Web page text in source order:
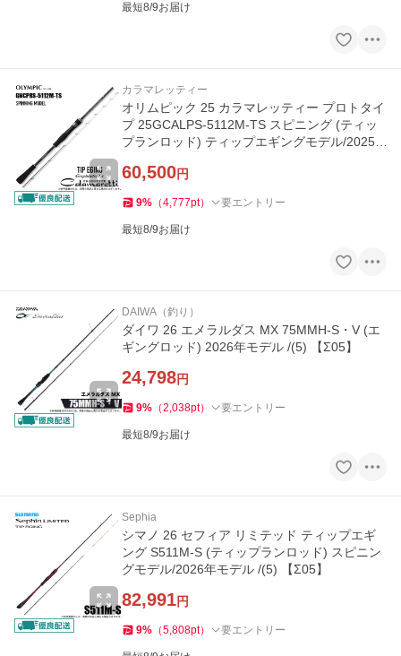
最短8/9お届け
カラマレッティー
オリムピック 25 カラマレッティー プロトタイ
プ 25GCALPS-5112M-TS スピニング (ティッ
プランロッド) ティップエギングモデル/2025
60,500円
9% （4,777pt） 要エントリー
最短8/9お届け
DAIWA（釣り）
ダイワ 26 エメラルダス MX 75MMH-S・V (エ
ギングロッド) 2026年モデル /(5) 【Σ05】
24,798円
9% （2,038pt） 要エントリー
最短8/9お届け
Sephia
シマノ 26 セフィア リミテッド ティップエギ
ング S511M-S (ティップランロッド) スピニン
グモデル/2026年モデル /(5) 【Σ05】
82,991円
9% （5,808pt） 要エントリー